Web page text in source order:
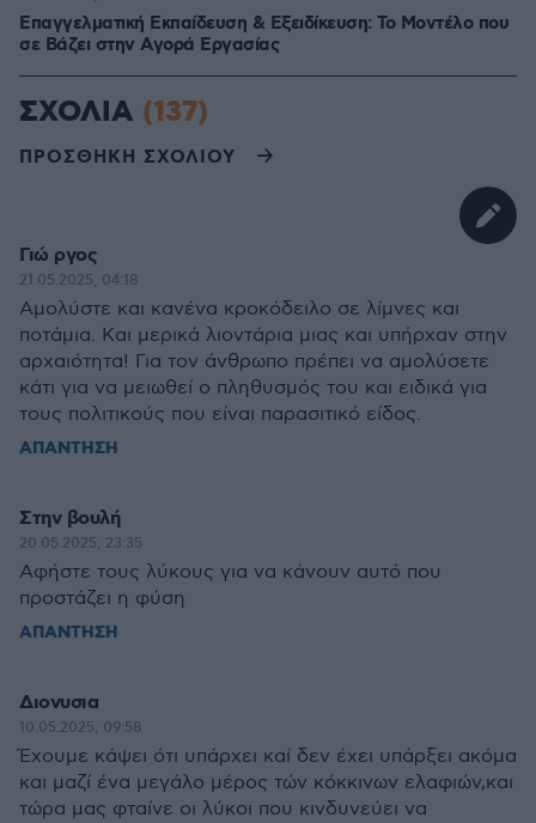
Επαγγελματική Εκπαίδευση & Εξειδίκευση: Το Mοντέλο που
σε Bάζει στην Aγορά Eργασίας
ΣΧΟΛΙΑ (137)
ΠΡΟΣΘΗΚΗ ΣΧΟΛΙΟΥ
Γιώ ργος
21.05.2025, 04:18
Αμολύστε και κανένα κροκόδειλο σε λίμνες και
ποτάμια. Και μερικά λιοντάρια μιας και υπήρχαν στην
αρχαιότητα! Για τον άνθρωπο πρέπει να αμολύσετε
κάτι για να μειωθεί ο πληθυσμός του και ειδικά για
τους πολιτικούς που είναι παρασιτικό είδος.
ΑΠΑΝΤΗΣΗ
Στην βουλή
20.05.2025, 23:35
Αφήστε τους λύκους για να κάνουν αυτό που
προστάζει η φύση
ΑΠΑΝΤΗΣΗ
Διονυσια
10.05.2025, 09:58
Έχουμε κάψει ότι υπάρχει καί δεν έχει υπάρξει ακόμα
και μαζί ένα μεγάλο μέρος τών κόκκινων ελαφιών,και
τώρα μας φταίνε οι λύκοι που κινδυνεύει να